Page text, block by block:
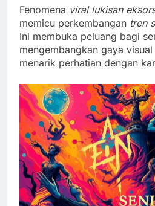
Fenomena viral lukisan
memicu perkembangan tren
Ini membuka peluang bagi
mengembangkan gaya
menarik perhatian dengan